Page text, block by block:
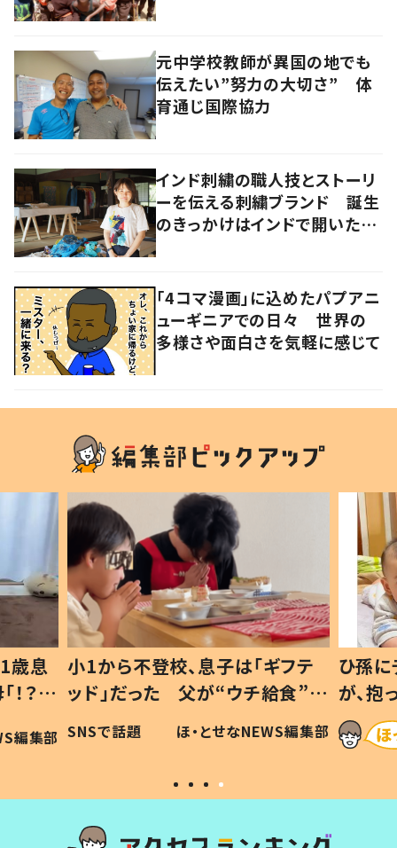
元中学校教師が異国の地でも
伝えたい”努力の大切さ” 体
育通じ国際協力
インド刺繍の職人技とストーリ
ーを伝える刺繍ブランド 誕生
のきっかけはインドで開いたフ
「4コマ漫画」に込めたパプアニ
ューギニアでの日々 世界の
多様さや面白さを気軽に感じて
歳息
？」
編集部
小1から不登校、息子は「ギフテ
ッド」だった 父が“ウチ給食”を
作り続ける理由とは #令和の親
#令和の子
SNSで話題 ほ・とせなNEWS編集部
ひ孫
が、
「涙が
い」